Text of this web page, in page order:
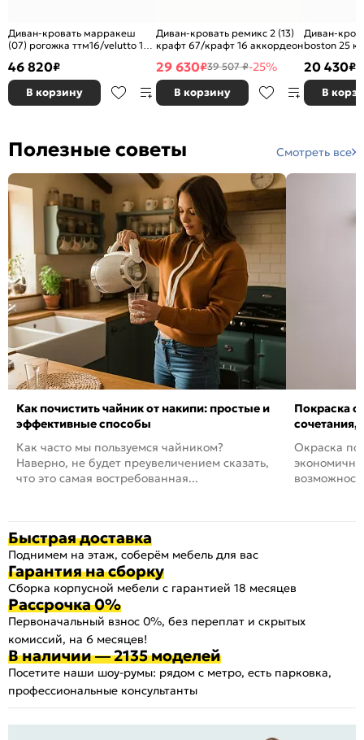
Диван-кровать марракеш
(07) рогожка ттм16/velutto 19
46 820₽
В корзину
Диван-кровать ремикс 2 (13)
крафт 67/крафт 16 аккордеон
29 630₽39 507 ₽-25%
В корзину
Диван-
boston 25
20 430₽
В
Полезные советы Смотреть все
Как почистить чайник от накипи: простые и
эффективные способы
Как часто мы пользуемся чайником?
Наверно, не будет преувеличением сказать,
что это самая востребованная...
Покраска
сочетания,
Окраска
Быстрая доставка
Поднимем на этаж, соберём мебель для вас
Гарантия на сборку
Сборка корпусной мебели с гарантией 18 месяцев
Рассрочка 0%
Первоначальный взнос 0%, без переплат и скрытых
комиссий, на 6 месяцев!
В наличии — 2135 моделей
Посетите наши шоу-румы: рядом с метро, есть парковка,
профессиональные консультанты